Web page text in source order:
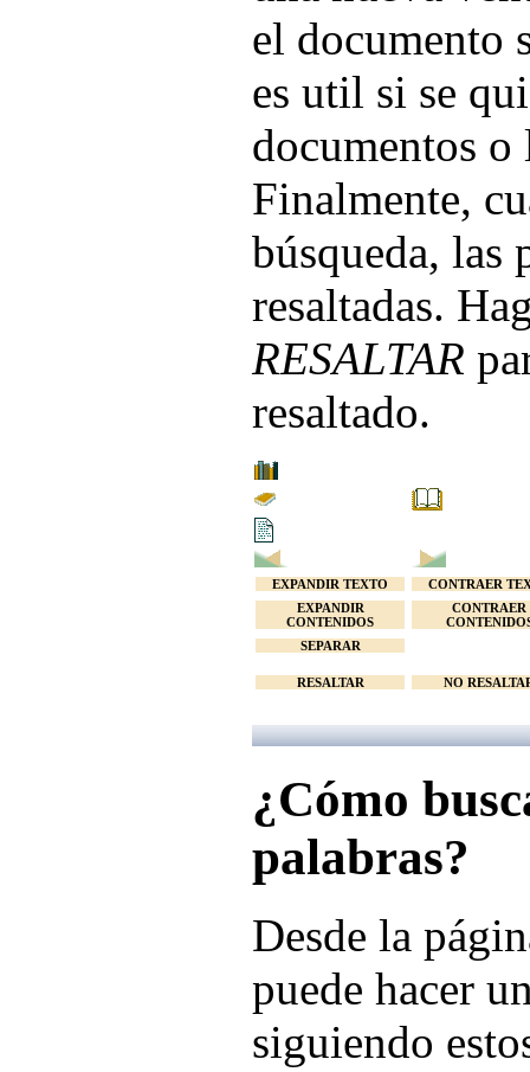
el documento
es util si se
documentos o
Finalmente,
búsqueda, las
resaltadas.
RESALTAR
resaltado.
EXPANDIR TEXTO
CONTRAER
EXPANDIR
CONTENIDOS
CONTRAER
SEPARAR
RESALTAR NO
¿Cómo
palabras?
Desde la
puede hacer
siguiendo